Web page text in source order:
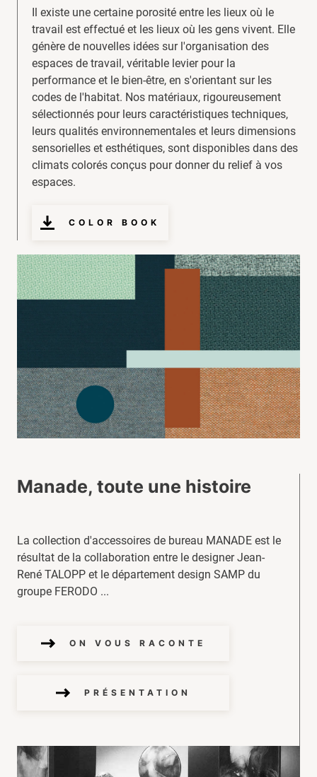
Il existe une certaine porosité entre les lieux où le
travail est effectué et les lieux où les gens vivent. Elle
génère de nouvelles idées sur l'organisation des
espaces de travail, véritable levier pour la
performance et le bien-être, en s'orientant sur les
codes de l'habitat. Nos matériaux, rigoureusement
sélectionnés pour leurs caractéristiques techniques,
leurs qualités environnementales et leurs dimensions
sensorielles et esthétiques, sont disponibles dans des
climats colorés conçus pour donner du relief à vos
espaces.
COLOR BOOK
Manade, toute une histoire
La collection d'accessoires de bureau MANADE est le
résultat de la collaboration entre le designer Jean-
René TALOPP et le département design SAMP du
groupe FERODO ...
ON VOUS RACONTE
PRÉSENTATION